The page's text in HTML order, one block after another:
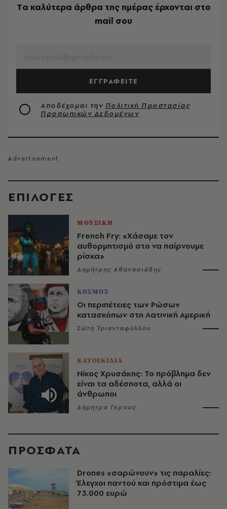
EΠΙΛΟΓΈΣ
ΜΟΥΣΙΚΗ
French Fry: «Χάσαμε τον
αυθορμητισμό στο να παίρνουμε
ρίσκα»
Δημήτρης Αθανασιάδης
ΚΟΣΜΟΣ
Οι περιπέτειες των Ρώσων
κατασκόπων στη Λατινική Αμερική
Σώτη Τριανταφύλλου
ΚΑΤΟΙΚΙΔΙΑ
Νίκος Χρυσάκης: Το πρόβλημα δεν
είναι τα αδέσποτα, αλλά οι
άνθρωποι
Δήμητρα Γκρους
Tα καλύτερα άρθρα της ημέρας έρχονται στο
mail σου
ΕΓΓΡΑΦΕΙΤΕ
Αποδέχομαι την Πολιτική Προστασίας
Προσωπικών Δεδομένων
ΠΡΟΣΦΑΤΑ
Drones «σαρώνουν» τις παραλίες:
Έλεγχοι παντού και πρόστιμα έως
73.000 ευρώ